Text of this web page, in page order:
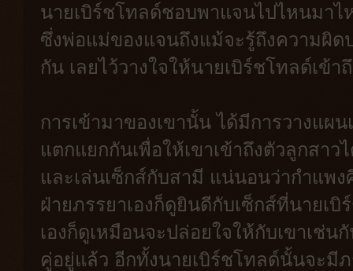
นายเบิร์ชโทลด์ชอบพาแจนไปไหนมาไ
ซึ่งพ่อแม่ของแจนถึงแม้จะรู้ถึงความผิ
กัน เลยไว้วางใจให้นายเบิร์ชโทลด์เข้
การเข้ามาของเขานั้น ได้มีการวางแผ
แตกแยกกันเพื่อให้เขาเข้าถึงตัวลูกสา
และเล่นเซ็กส์กับสามี แน่นอนว่ากำแพ
ฝ่ายภรรยาเองก็ดูยินดีกับเซ็กส์ที่นายเ
เองก็ดูเหมือนจะปล่อยใจให้กับเขาเช่น
คู่อยู่แล้ว อีกทั้งนายเบิร์ชโทลด์นั้นจะมี